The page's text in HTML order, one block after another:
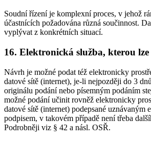
Soudní řízení je komplexní proces, v jehož
účastnících požadována různá součinnost.
vyplývat z konkrétních situací.
16. Elektronická služba, kterou
Návrh je možné podat též elektronicky
datové sítě (internet), je-li nejpozději do 3
originálu podání nebo písemným podáním
možné podání učinit rovněž elektronicky
datové sítě (internet) podepsané uznávaným
podpisem, v takovém případě není třeba
Podrobněji viz § 42 a násl. OSŘ.